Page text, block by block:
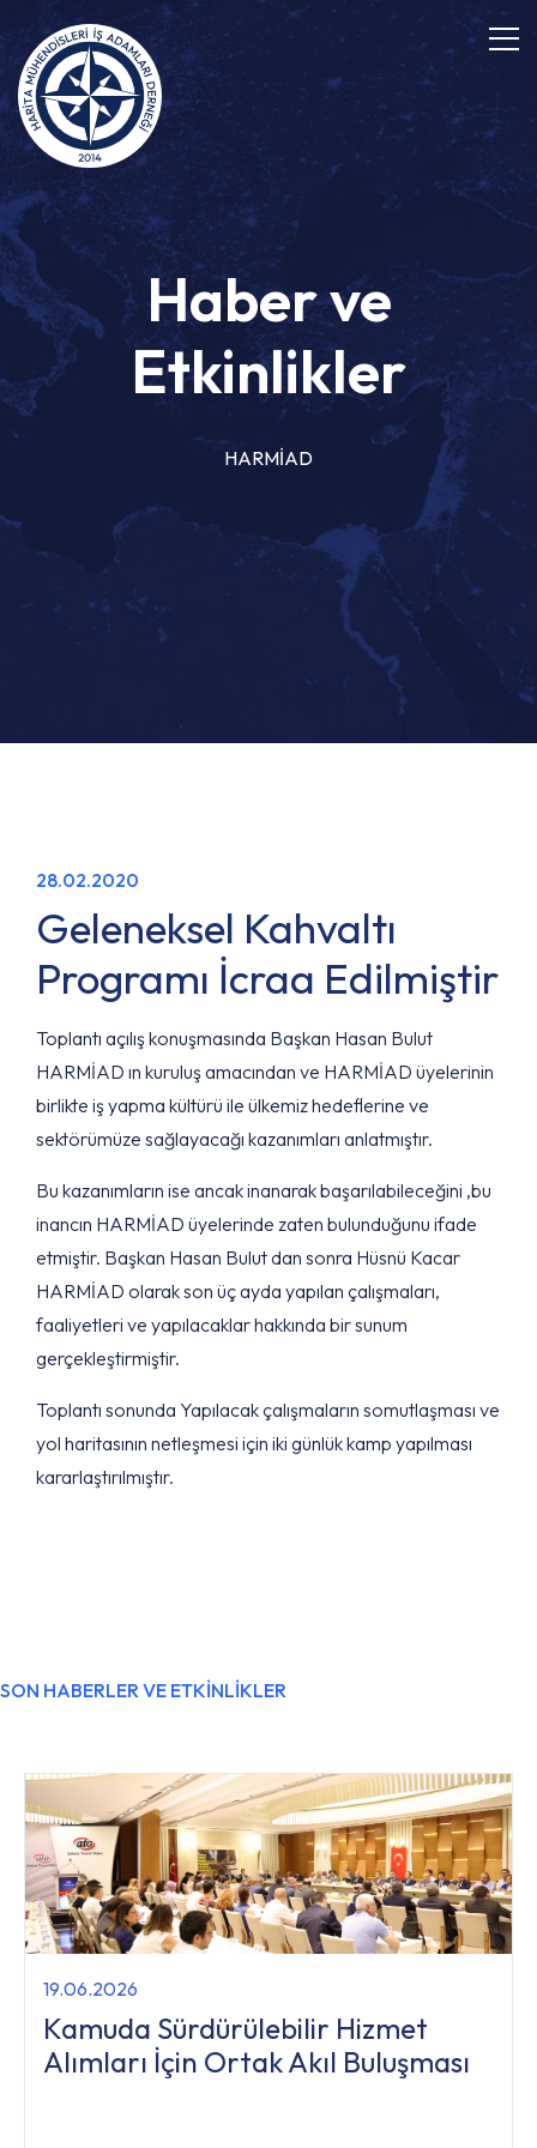
Haber ve
Etkinlikler
HARMİAD
28.02.2020
Geleneksel Kahvaltı
Programı İcraa Edilmiştir
Toplantı açılış konuşmasında Başkan Hasan Bulut
HARMİAD ın kuruluş amacından ve HARMİAD üyelerinin
birlikte iş yapma kültürü ile ülkemiz hedeflerine ve
sektörümüze sağlayacağı kazanımları anlatmıştır.
Bu kazanımların ise ancak inanarak başarılabileceğini ,bu
inancın HARMİAD üyelerinde zaten bulunduğunu ifade
etmiştir. Başkan Hasan Bulut dan sonra Hüsnü Kacar
HARMİAD olarak son üç ayda yapılan çalışmaları,
faaliyetleri ve yapılacaklar hakkında bir sunum
gerçekleştirmiştir.
Toplantı sonunda Yapılacak çalışmaların somutlaşması ve
yol haritasının netleşmesi için iki günlük kamp yapılması
kararlaştırılmıştır.
SON HABERLER VE ETKİNLİKLER
19.06.2026
Kamuda Sürdürülebilir Hizmet
Alımları İçin Ortak Akıl Buluşması